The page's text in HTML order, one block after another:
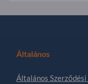
Általános
Általános